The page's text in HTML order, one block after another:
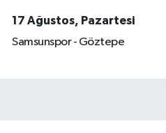
17 Ağustos, Pazartesi
Samsunspor - Göztepe